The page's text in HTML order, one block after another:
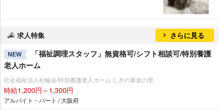
求人特集 さらに見る
NEW
「福祉調理スタッフ」無資格可/シフト相談可/特別養護
老人ホーム
社会福祉法人松輪会/特別養護老人ホーム しぎの黄金の里
時給1,200円～1,300円
アルバイト・パート / 大阪府